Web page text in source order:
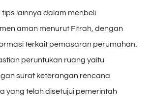
lainnya dalam menbeli
aman menurut Fitrah, dengan
terkait pemasaran perumahan.
peruntukan ruang yaitu
surat keterangan rencana
yang telah disetujui pemerintah